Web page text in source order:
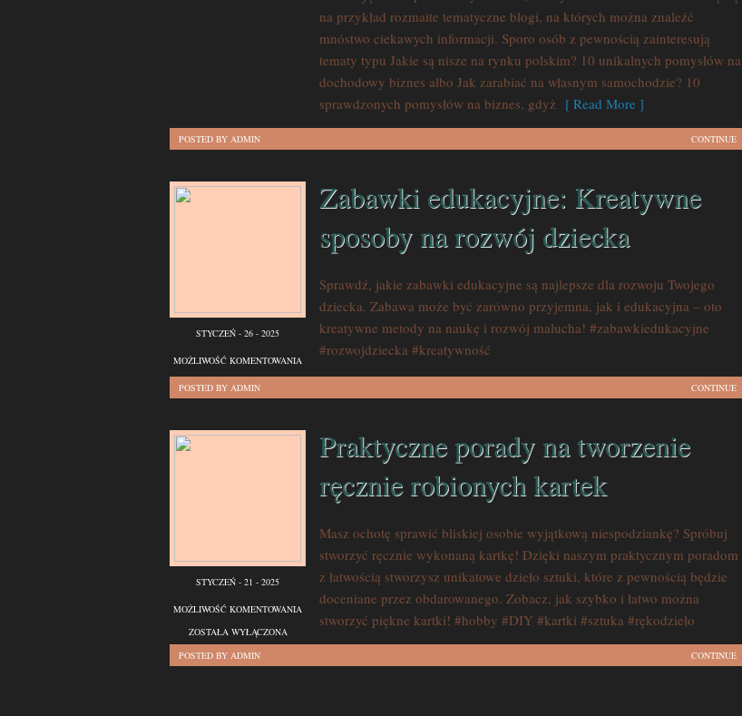
JAKICH
ŹRÓDEŁ
MOŻNA
ZDOBYĆ
INFORMACJE
TYM
na przykład rozmaite tematyczne blogi, na których można znaleźć
mnóstwo ciekawych informacji. Sporo osób z pewnością zainteresują
tematy typu Jakie są nisze na rynku polskim? 10 unikalnych pomysłów na
dochodowy biznes albo Jak zarabiać na własnym samochodzie? 10
sprawdzonych pomysłów na biznes, gdyż [ Read More ]
CONTINUE
POSTED BY ADMIN
STYCZEŃ - 26 - 2025
MOŻLIWOŚĆ KOMENTOWANIA
SPOSOBY
DZIECKA
ZOSTAŁA WYŁĄCZONA
Zabawki edukacyjne: Kreatywne
sposoby na rozwój dziecka
Sprawdź, jakie zabawki edukacyjne są najlepsze dla rozwoju Twojego
dziecka. Zabawa może być zarówno przyjemna, jak i edukacyjna – oto
kreatywne metody na naukę i rozwój malucha! #zabawkiedukacyjne
#rozwojdziecka #kreatywność
CONTINUE
POSTED BY ADMIN
STYCZEŃ - 21 - 2025
MOŻLIWOŚĆ KOMENTOWANIA
ZOSTAŁA WYŁĄCZONA
Praktyczne porady na tworzenie
ręcznie robionych kartek
Masz ochotę sprawić bliskiej osobie wyjątkową niespodziankę? Spróbuj
stworzyć ręcznie wykonaną kartkę! Dzięki naszym praktycznym poradom
z łatwością stworzysz unikatowe dzieło sztuki, które z pewnością będzie
doceniane przez obdarowanego. Zobacz, jak szybko i łatwo można
stworzyć piękne kartki! #hobby #DIY #kartki #sztuka #rękodzieło
CONTINUE
POSTED BY ADMIN